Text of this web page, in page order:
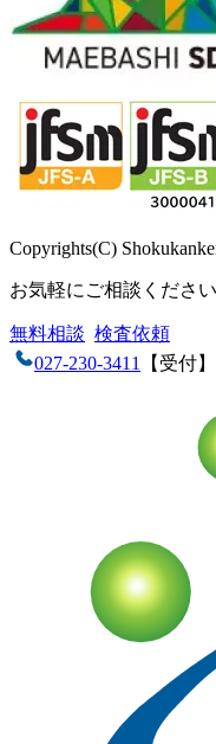
Copyrights(C)
お気軽にご相談ください
無料相談 検査依頼
027-230-3411
【受付